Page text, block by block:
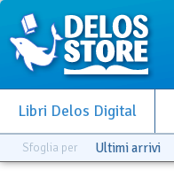
Libri Delos Digital
Sfoglia per Ultimi arrivi